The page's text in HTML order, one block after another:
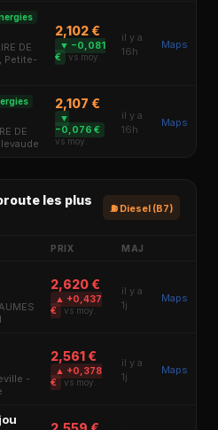
DE
Petite-
2,102 €
▼ −0,081
€
vs moy.
il y a
16h
Maps
DE
2,107 €
▼
−0,076 €
vs moy.
il y a
16h
Maps
les plus
⛽ Diesel (B7)
PRIX MAJ
2,620 €
▲ +0,437
€
vs moy.
il y a
1j
Maps
-
2,561 €
▲ +0,378
€
vs moy.
il y a
1j
Maps